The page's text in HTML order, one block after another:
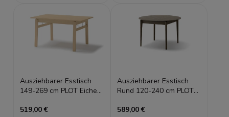
Ausziehbarer Esstisch
149-269 cm PLOT Eiche
Esszimmertisch
519,00 €
Ausziehbarer Esstisch
Rund 120-240 cm PLOT
589,00 €